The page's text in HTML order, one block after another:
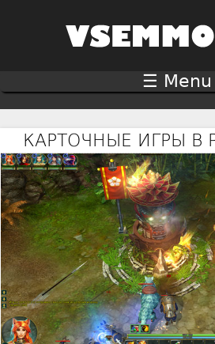
КАРТОЧНЫЕ ИГРЫ В
☰ Menu